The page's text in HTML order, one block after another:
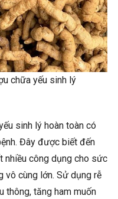
chữa yếu sinh lý
sinh lý hoàn toàn có
Đây được biết đến
nhiều công dụng cho sức
vô cùng lớn. Sử dụng rễ
thông, tăng ham muốn